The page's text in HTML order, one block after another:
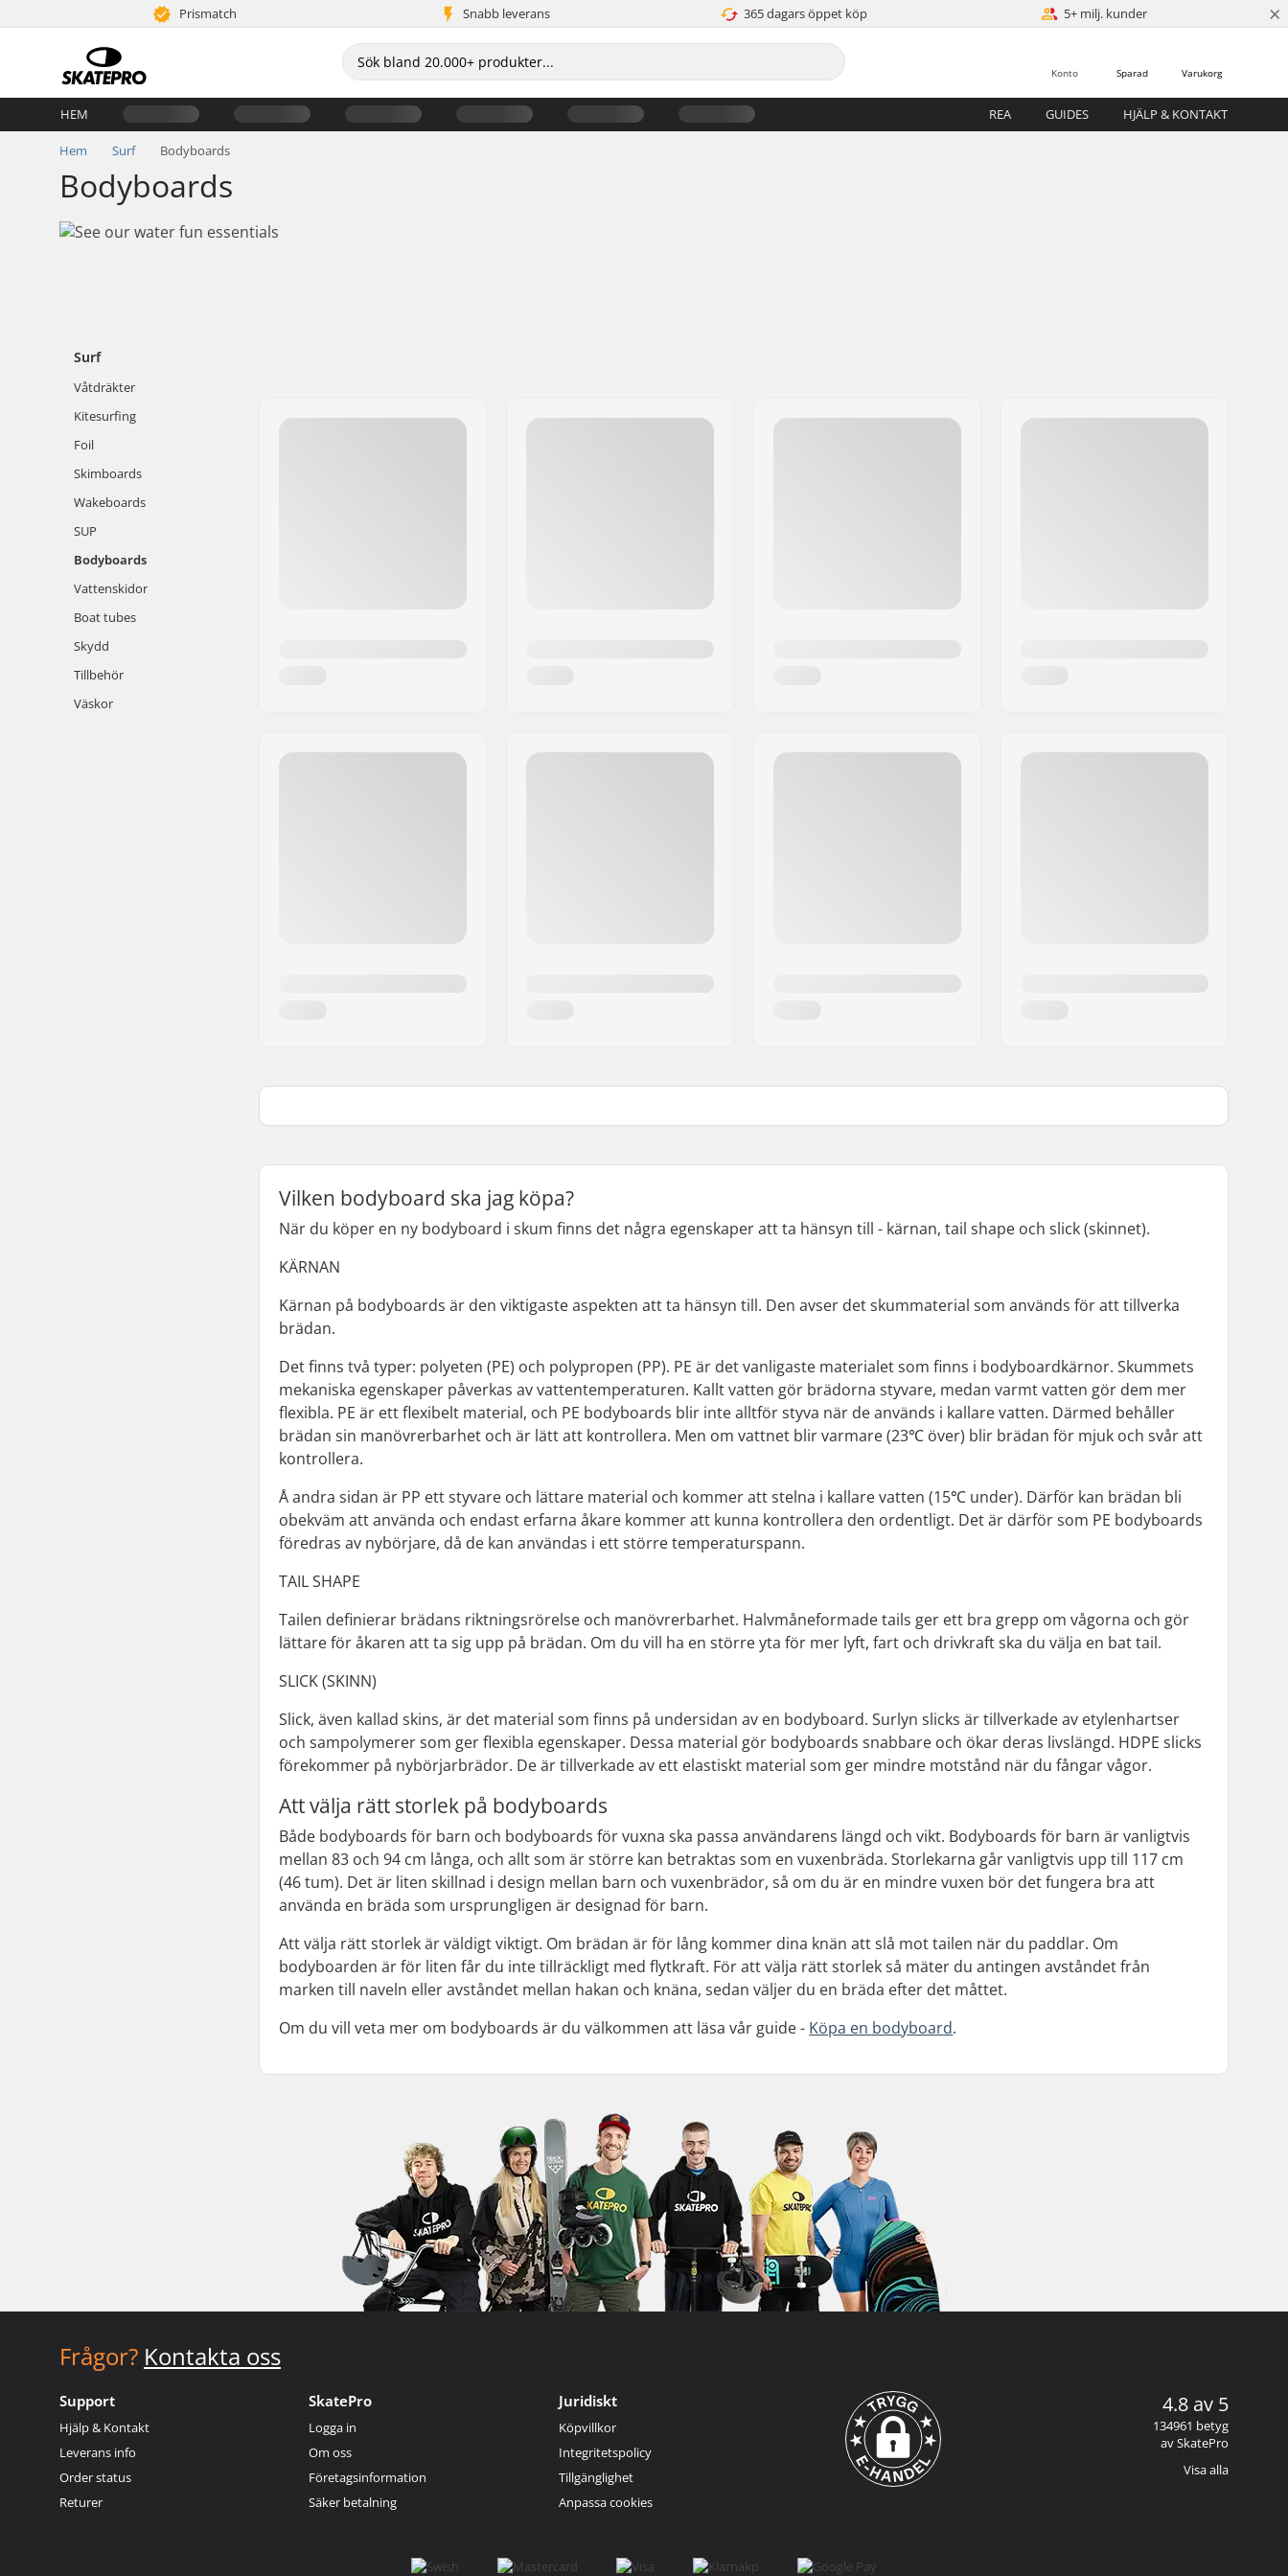
Prismatch Snabb leverans 365 dagars öppet köp 5+ milj. kunder ×
Varukorg
Sparad
Konto
HEM REA GUIDES HJÄLP & KONTAKT
Hem Surf Bodyboards
Bodyboards
Surf
Våtdräkter
Kitesurfing
Foil
Skimboards
Wakeboards
SUP
Bodyboards
Vattenskidor
Boat tubes
Skydd
Tillbehör
Väskor
Vilken bodyboard ska jag köpa?
När du köper en ny bodyboard i skum finns det några egenskaper att ta hänsyn till - kärnan, tail shape och slick (skinnet).
KÄRNAN
Kärnan på bodyboards är den viktigaste aspekten att ta hänsyn till. Den avser det skummaterial som används för att tillverka
brädan.
Det finns två typer: polyeten (PE) och polypropen (PP). PE är det vanligaste materialet som finns i bodyboardkärnor. Skummets
mekaniska egenskaper påverkas av vattentemperaturen. Kallt vatten gör brädorna styvare, medan varmt vatten gör dem mer
flexibla. PE är ett flexibelt material, och PE bodyboards blir inte alltför styva när de används i kallare vatten. Därmed behåller
brädan sin manövrerbarhet och är lätt att kontrollera. Men om vattnet blir varmare (23℃ över) blir brädan för mjuk och svår att
kontrollera.
Å andra sidan är PP ett styvare och lättare material och kommer att stelna i kallare vatten (15℃ under). Därför kan brädan bli
obekväm att använda och endast erfarna åkare kommer att kunna kontrollera den ordentligt. Det är därför som PE bodyboards
föredras av nybörjare, då de kan användas i ett större temperaturspann.
TAIL SHAPE
Tailen definierar brädans riktningsrörelse och manövrerbarhet. Halvmåneformade tails ger ett bra grepp om vågorna och gör
lättare för åkaren att ta sig upp på brädan. Om du vill ha en större yta för mer lyft, fart och drivkraft ska du välja en bat tail.
SLICK (SKINN)
Slick, även kallad skins, är det material som finns på undersidan av en bodyboard. Surlyn slicks är tillverkade av etylenhartser
och sampolymerer som ger flexibla egenskaper. Dessa material gör bodyboards snabbare och ökar deras livslängd. HDPE slicks
förekommer på nybörjarbrädor. De är tillverkade av ett elastiskt material som ger mindre motstånd när du fångar vågor.
Att välja rätt storlek på bodyboards
Både bodyboards för barn och bodyboards för vuxna ska passa användarens längd och vikt. Bodyboards för barn är vanligtvis
mellan 83 och 94 cm långa, och allt som är större kan betraktas som en vuxenbräda. Storlekarna går vanligtvis upp till 117 cm
(46 tum). Det är liten skillnad i design mellan barn och vuxenbrädor, så om du är en mindre vuxen bör det fungera bra att
använda en bräda som ursprungligen är designad för barn.
Att välja rätt storlek är väldigt viktigt. Om brädan är för lång kommer dina knän att slå mot tailen när du paddlar. Om
bodyboarden är för liten får du inte tillräckligt med flytkraft. För att välja rätt storlek så mäter du antingen avståndet från
marken till naveln eller avståndet mellan hakan och knäna, sedan väljer du en bräda efter det måttet.
Om du vill veta mer om bodyboards är du välkommen att läsa vår guide - Köpa en bodyboard.
Frågor? Kontakta oss
Support
Hjälp & Kontakt
Leverans info
Order status
Returer
SkatePro
Logga in
Om oss
Företagsinformation
Säker betalning
Juridiskt
Köpvillkor
Integritetspolicy
Tillgänglighet
Anpassa cookies
4.8 av 5
134961 betyg
av SkatePro
Visa alla